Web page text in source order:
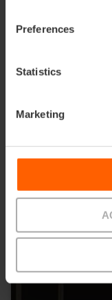
Preferences
Statistics
Marketing
Última
«La Leyenda